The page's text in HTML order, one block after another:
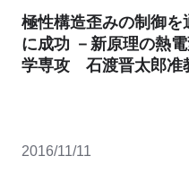
極性構造歪みの制御
に成功 －新原理の熱
学専攻 石渡晋太郎准
2016/11/11